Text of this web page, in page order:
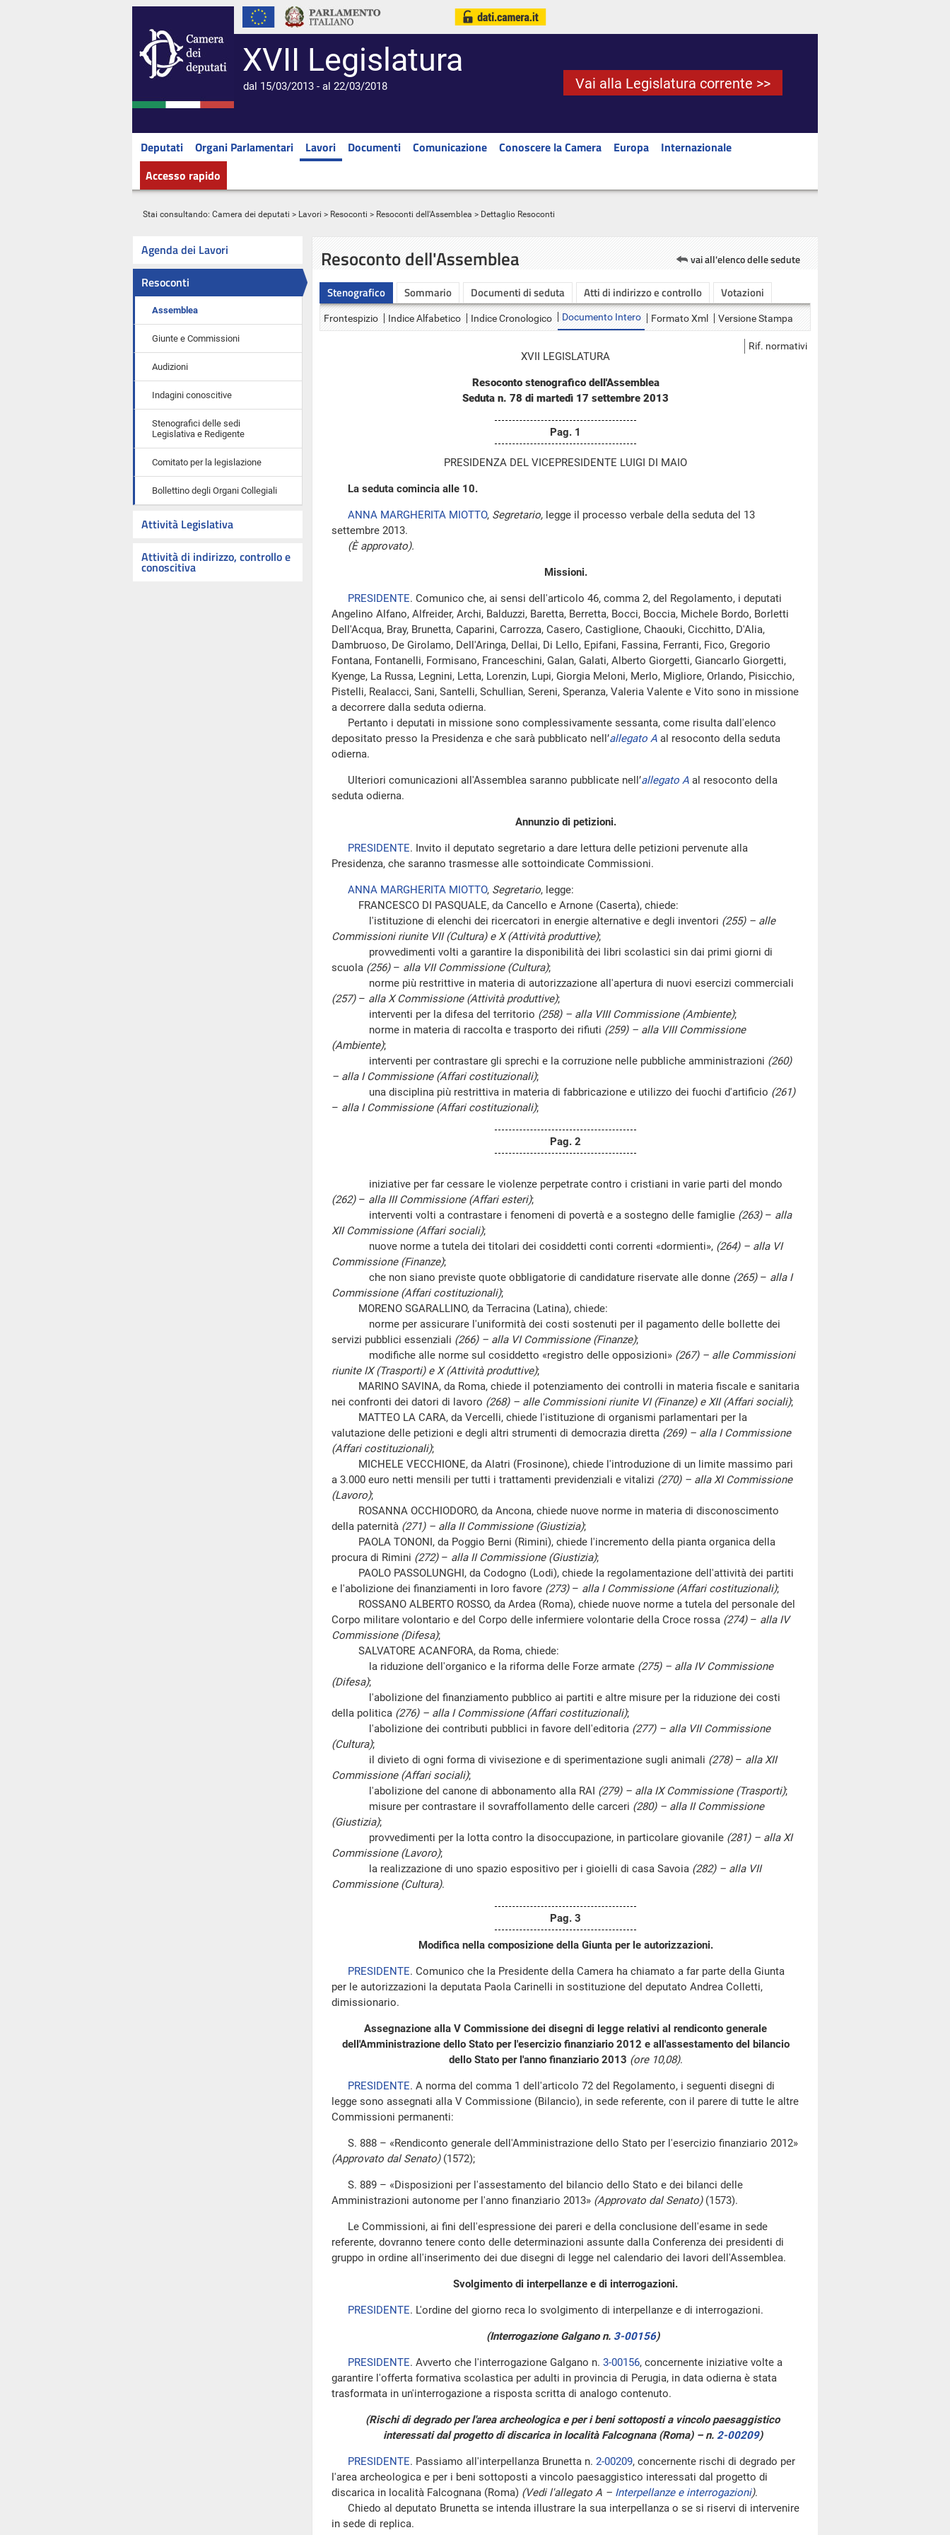
XVII Legislatura
dal 15/03/2013 - al 22/03/2018 Vai alla Legislatura corrente >>
Deputati Organi Parlamentari Lavori Documenti Comunicazione Conoscere la Camera Europa
Internazionale
Accesso rapido
Stai consultando: Camera dei deputati > Lavori > Resoconti > Resoconti dell'Assemblea > Dettaglio Resoconti
Agenda dei Lavori
Resoconti
Assemblea
Giunte e Commissioni
Audizioni
Indagini conoscitive
Stenografici delle sedi
Legislativa e Redigente
Comitato per la legislazione
Bollettino degli Organi Collegiali
Attività Legislativa
Attività di indirizzo, controllo e
conoscitiva
Resoconto dell'Assemblea vai all'elenco delle sedute
Stenografico Sommario Documenti di seduta Atti di indirizzo e controllo Votazioni
Frontespizio Indice Alfabetico Indice Cronologico Documento Intero Formato Xml Versione Stampa
Rif. normativi
XVII LEGISLATURA
Resoconto stenografico dell'Assemblea
Seduta n. 78 di martedì 17 settembre 2013
Pag. 1
PRESIDENZA DEL VICEPRESIDENTE LUIGI DI MAIO
La seduta comincia alle 10.
ANNA MARGHERITA MIOTTO, Segretario, legge il processo verbale della seduta del 13
settembre 2013.
(È approvato).
Missioni.
PRESIDENTE. Comunico che, ai sensi dell'articolo 46, comma 2, del Regolamento, i deputati
Angelino Alfano, Alfreider, Archi, Balduzzi, Baretta, Berretta, Bocci, Boccia, Michele Bordo, Borletti
Dell'Acqua, Bray, Brunetta, Caparini, Carrozza, Casero, Castiglione, Chaouki, Cicchitto, D'Alia,
Dambruoso, De Girolamo, Dell'Aringa, Dellai, Di Lello, Epifani, Fassina, Ferranti, Fico, Gregorio
Fontana, Fontanelli, Formisano, Franceschini, Galan, Galati, Alberto Giorgetti, Giancarlo Giorgetti,
Kyenge, La Russa, Legnini, Letta, Lorenzin, Lupi, Giorgia Meloni, Merlo, Migliore, Orlando, Pisicchio,
Pistelli, Realacci, Sani, Santelli, Schullian, Sereni, Speranza, Valeria Valente e Vito sono in missione
a decorrere dalla seduta odierna.
Pertanto i deputati in missione sono complessivamente sessanta, come risulta dall'elenco
depositato presso la Presidenza e che sarà pubblicato nell’allegato A al resoconto della seduta
odierna.
Ulteriori comunicazioni all'Assemblea saranno pubblicate nell’allegato A al resoconto della
seduta odierna.
Annunzio di petizioni.
PRESIDENTE. Invito il deputato segretario a dare lettura delle petizioni pervenute alla
Presidenza, che saranno trasmesse alle sottoindicate Commissioni.
ANNA MARGHERITA MIOTTO, Segretario, legge:
FRANCESCO DI PASQUALE, da Cancello e Arnone (Caserta), chiede:
l'istituzione di elenchi dei ricercatori in energie alternative e degli inventori (255) – alle
Commissioni riunite VII (Cultura) e X (Attività produttive);
provvedimenti volti a garantire la disponibilità dei libri scolastici sin dai primi giorni di
scuola (256)– alla VII Commissione (Cultura);
norme più restrittive in materia di autorizzazione all'apertura di nuovi esercizi commerciali
(257)– alla X Commissione (Attività produttive);
interventi per la difesa del territorio (258) – alla VIII Commissione (Ambiente);
norme in materia di raccolta e trasporto dei rifiuti (259) – alla VIII Commissione
(Ambiente);
interventi per contrastare gli sprechi e la corruzione nelle pubbliche amministrazioni (260)
– alla I Commissione (Affari costituzionali);
una disciplina più restrittiva in materia di fabbricazione e utilizzo dei fuochi d'artificio (261)
– alla I Commissione (Affari costituzionali);
Pag. 2
iniziative per far cessare le violenze perpetrate contro i cristiani in varie parti del mondo
(262) – alla III Commissione (Affari esteri);
interventi volti a contrastare i fenomeni di povertà e a sostegno delle famiglie (263)– alla
XII Commissione (Affari sociali);
nuove norme a tutela dei titolari dei cosiddetti conti correnti «dormienti», (264) – alla VI
Commissione (Finanze);
che non siano previste quote obbligatorie di candidature riservate alle donne (265) – alla I
Commissione (Affari costituzionali);
MORENO SGARALLINO, da Terracina (Latina), chiede:
norme per assicurare l'uniformità dei costi sostenuti per il pagamento delle bollette dei
servizi pubblici essenziali (266) – alla VI Commissione (Finanze);
modifiche alle norme sul cosiddetto «registro delle opposizioni» (267) – alle Commissioni
riunite IX (Trasporti) e X (Attività produttive);
MARINO SAVINA, da Roma, chiede il potenziamento dei controlli in materia fiscale e sanitaria
nei confronti dei datori di lavoro (268) – alle Commissioni riunite VI (Finanze) e XII (Affari sociali);
MATTEO LA CARA, da Vercelli, chiede l'istituzione di organismi parlamentari per la
valutazione delle petizioni e degli altri strumenti di democrazia diretta (269) – alla I Commissione
(Affari costituzionali);
MICHELE VECCHIONE, da Alatri (Frosinone), chiede l'introduzione di un limite massimo pari
a 3.000 euro netti mensili per tutti i trattamenti previdenziali e vitalizi (270) – alla XI Commissione
(Lavoro);
ROSANNA OCCHIODORO, da Ancona, chiede nuove norme in materia di disconoscimento
della paternità (271) – alla II Commissione (Giustizia);
PAOLA TONONI, da Poggio Berni (Rimini), chiede l'incremento della pianta organica della
procura di Rimini (272) – alla II Commissione (Giustizia);
PAOLO PASSOLUNGHI, da Codogno (Lodi), chiede la regolamentazione dell'attività dei partiti
e l'abolizione dei finanziamenti in loro favore (273) – alla I Commissione (Affari costituzionali);
ROSSANO ALBERTO ROSSO, da Ardea (Roma), chiede nuove norme a tutela del personale del
Corpo militare volontario e del Corpo delle infermiere volontarie della Croce rossa (274) – alla IV
Commissione (Difesa);
SALVATORE ACANFORA, da Roma, chiede:
la riduzione dell'organico e la riforma delle Forze armate (275) – alla IV Commissione
(Difesa);
l'abolizione del finanziamento pubblico ai partiti e altre misure per la riduzione dei costi
della politica (276) – alla I Commissione (Affari costituzionali);
l'abolizione dei contributi pubblici in favore dell'editoria (277) – alla VII Commissione
(Cultura);
il divieto di ogni forma di vivisezione e di sperimentazione sugli animali (278) – alla XII
Commissione (Affari sociali);
l'abolizione del canone di abbonamento alla RAI (279) – alla IX Commissione (Trasporti);
misure per contrastare il sovraffollamento delle carceri (280) – alla II Commissione
(Giustizia);
provvedimenti per la lotta contro la disoccupazione, in particolare giovanile (281) – alla XI
Commissione (Lavoro);
la realizzazione di uno spazio espositivo per i gioielli di casa Savoia (282) – alla VII
Commissione (Cultura).
Pag. 3
Modifica nella composizione della Giunta per le autorizzazioni.
PRESIDENTE. Comunico che la Presidente della Camera ha chiamato a far parte della Giunta
per le autorizzazioni la deputata Paola Carinelli in sostituzione del deputato Andrea Colletti,
dimissionario.
Assegnazione alla V Commissione dei disegni di legge relativi al rendiconto generale
dell'Amministrazione dello Stato per l'esercizio finanziario 2012 e all'assestamento del bilancio
dello Stato per l'anno finanziario 2013 (ore 10,08).
PRESIDENTE. A norma del comma 1 dell'articolo 72 del Regolamento, i seguenti disegni di
legge sono assegnati alla V Commissione (Bilancio), in sede referente, con il parere di tutte le altre
Commissioni permanenti:
S. 888 – «Rendiconto generale dell'Amministrazione dello Stato per l'esercizio finanziario 2012»
(Approvato dal Senato)(1572);
S. 889 – «Disposizioni per l'assestamento del bilancio dello Stato e dei bilanci delle
Amministrazioni autonome per l'anno finanziario 2013» (Approvato dal Senato)(1573).
Le Commissioni, ai fini dell'espressione dei pareri e della conclusione dell'esame in sede
referente, dovranno tenere conto delle determinazioni assunte dalla Conferenza dei presidenti di
gruppo in ordine all'inserimento dei due disegni di legge nel calendario dei lavori dell'Assemblea.
Svolgimento di interpellanze e di interrogazioni.
PRESIDENTE. L'ordine del giorno reca lo svolgimento di interpellanze e di interrogazioni.
(Interrogazione Galgano n. 3-00156)
PRESIDENTE. Avverto che l'interrogazione Galgano n. 3-00156, concernente iniziative volte a
garantire l'offerta formativa scolastica per adulti in provincia di Perugia, in data odierna è stata
trasformata in un'interrogazione a risposta scritta di analogo contenuto.
(Rischi di degrado per l'area archeologica e per i beni sottoposti a vincolo paesaggistico
interessati dal progetto di discarica in località Falcognana (Roma) – n. 2-00209)
PRESIDENTE. Passiamo all'interpellanza Brunetta n. 2-00209, concernente rischi di degrado per
l'area archeologica e per i beni sottoposti a vincolo paesaggistico interessati dal progetto di
discarica in località Falcognana (Roma) (Vedi l'allegato A – Interpellanze e interrogazioni).
Chiedo al deputato Brunetta se intenda illustrare la sua interpellanza o se si riservi di intervenire
in sede di replica.